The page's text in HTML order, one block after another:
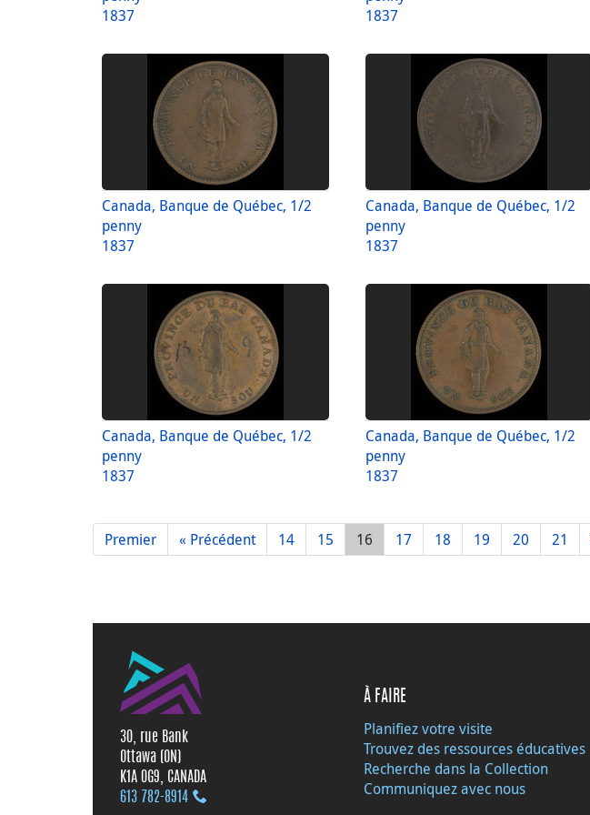
1837
1837
Canada, Banque de Québec, 1/2
penny
1837
Canada, Banque de Québec, 1/2
penny
1837
Canada, Banque de Québec, 1/2
penny
1837
Canada, Banque de Québec, 1/2
penny
1837
Premier « Précédent 14 15 16 17 18 19 20 21
30, rue Bank
Ottawa (ON)
K1A 0G9, CANADA
613 782‑8914
À FAIRE
Planifiez votre visite
Trouvez des ressources éducatives
Recherche dans la Collection
Communiquez avec nous